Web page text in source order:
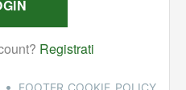
• FOOTER_COOKIE_POLICY